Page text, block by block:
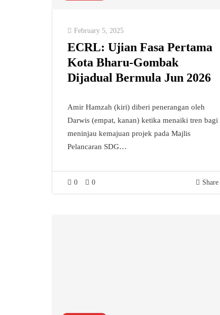
February 5, 2025
ECRL: Ujian Fasa Pertama
Kota Bharu-Gombak
Dijadual Bermula Jun 2026
Amir Hamzah (kiri) diberi penerangan oleh
Darwis (empat, kanan) ketika menaiki tren bagi
meninjau kemajuan projek pada Majlis
Pelancaran SDG…
0 0 Share